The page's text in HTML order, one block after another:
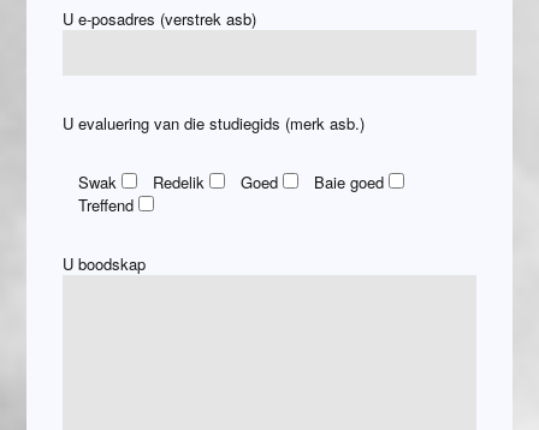
U e-posadres (verstrek asb)
U evaluering van die studiegids (merk asb.)
Swak Redelik Goed
Baie goed
Treffend
U boodskap